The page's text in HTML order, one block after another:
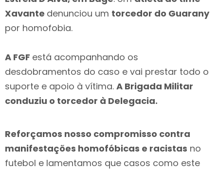
Xavante denunciou um torcedor do Guarany
por homofobia.
A FGF está acompanhando os
desdobramentos do caso e vai prestar todo o
suporte e apoio à vítima. A Brigada Militar
conduziu o torcedor à Delegacia.
Reforçamos nosso compromisso contra
manifestações homofóbicas e racistas no
futebol e lamentamos que casos como este